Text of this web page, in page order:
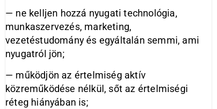
— ne kelljen hozzá nyugati technológia,
munkaszervezés, marketing,
vezetéstudomány és egyáltalán semmi, ami
nyugatról jön;
— működjön az értelmiség aktív
közreműködése nélkül, sőt az értelmiségi
réteg hiányában is;